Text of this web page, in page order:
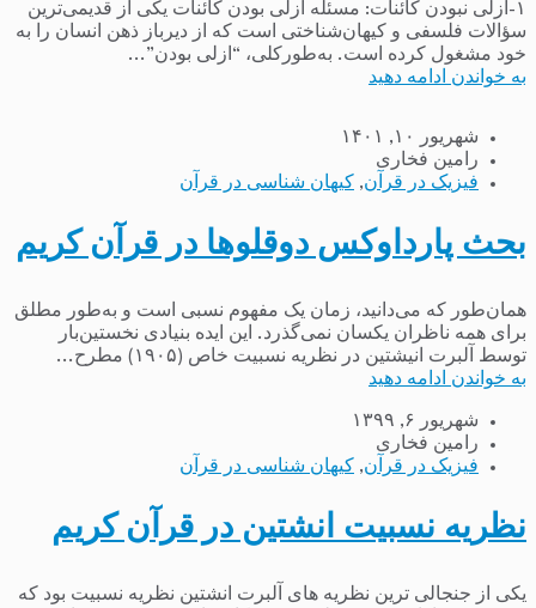
۱-ازلی نبودن کائنات: مسئله ازلی بودن کائنات یکی از قدیمی‌ترین
سؤالات فلسفی و کیهان‌شناختی است که از دیرباز ذهن انسان را به
خود مشغول کرده است. به‌طورکلی، “ازلی بودن”...
به خواندن ادامه دهید
شهریور ۱۰, ۱۴۰۱
رامین فخاری
فیزیک در قرآن, کیهان شناسی در قرآن
بحث پارداوکس دوقلوها در قرآن کریم
همان‌طور که می‌دانید، زمان یک مفهوم نسبی است و به‌طور مطلق
برای همه ناظران یکسان نمی‌گذرد. این ایده بنیادی نخستین‌بار
توسط آلبرت انیشتین در نظریه نسبیت خاص (۱۹۰۵) مطرح...
به خواندن ادامه دهید
شهریور ۶, ۱۳۹۹
رامین فخاری
فیزیک در قرآن, کیهان شناسی در قرآن
نظریه نسبیت انشتین در قرآن کریم
یکی از جنجالی ترین نظریه های آلبرت انشتین نظریه نسبیت بود که